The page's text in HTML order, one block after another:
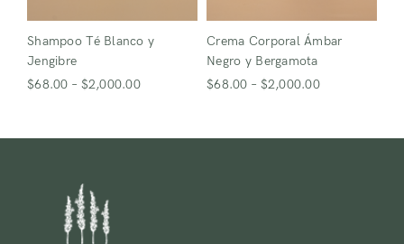
Shampoo Té Blanco y
Jengibre
$68.00 – $2,000.00
Crema Corporal Ámbar
Negro y Bergamota
$68.00 – $2,000.00